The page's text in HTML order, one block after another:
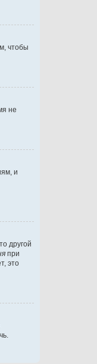
чтобы
не
и
другой
при
это